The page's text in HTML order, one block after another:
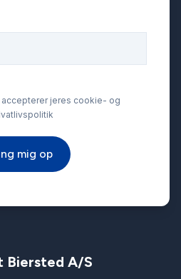
jeres cookie- og
mig op
Biersted A/S